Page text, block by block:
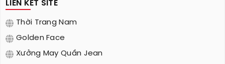
LIÊN KẾT SITE
Thời Trang Nam
Golden Face
Xưởng May Quần Jean